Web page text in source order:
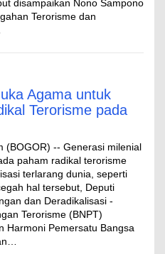
disampaikan Nono Sampono
Terorisme dan
Agama untuk
Terorisme pada
(BOGOR) -- Generasi milenial
paham radikal terorisme
terlarang dunia, seperti
hal tersebut, Deputi
dan Deradikalisasi -
Terorisme (BNPT)
Harmoni Pemersatu Bangsa